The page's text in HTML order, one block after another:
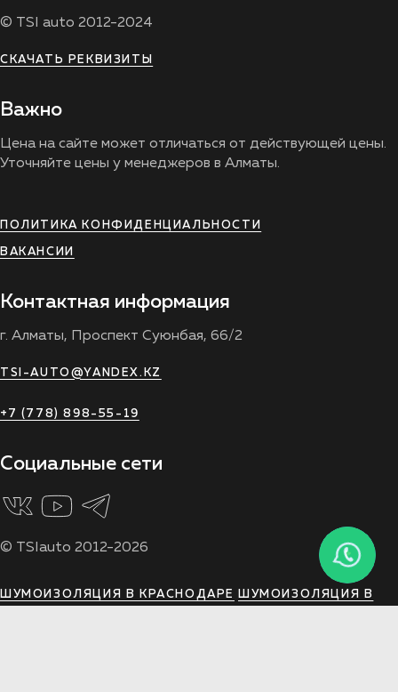
© TSI auto 2012-2024
СКАЧАТЬ РЕКВИЗИТЫ
Важно
Цена на сайте может отличаться от действующей цены.
Уточняйте цены у менеджеров в Алматы.
ПОЛИТИКА КОНФИДЕНЦИАЛЬНОСТИ
ВАКАНСИИ
Контактная информация
г. Алматы, Проспект Суюнбая, 66/2
TSI-AUTO@YANDEX.KZ
+7 (778) 898-55-19
Социальные сети
© TSIauto 2012-2026
ШУМОИЗОЛЯЦИЯ В КРАСНОДАРЕ
ШУМОИЗОЛЯЦИЯ В